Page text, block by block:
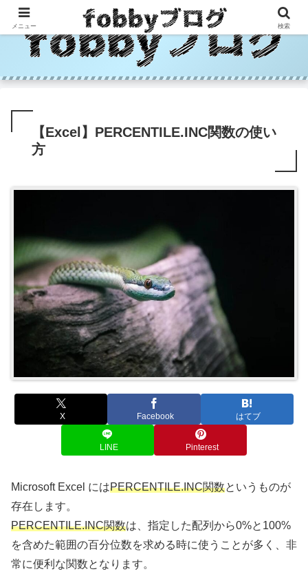
【Excel】PERCENTILE.INC関数の使い
方
X Facebook はてブ
LINE Pinterest
Microsoft Excel にはPERCENTILE.INC関数というものが
存在します。
PERCENTILE.INC関数は、指定した配列から0%と100%
を含めた範囲の百分位数を求める時に使うことが多く、非
常に便利な関数となります。
メニュー 検索